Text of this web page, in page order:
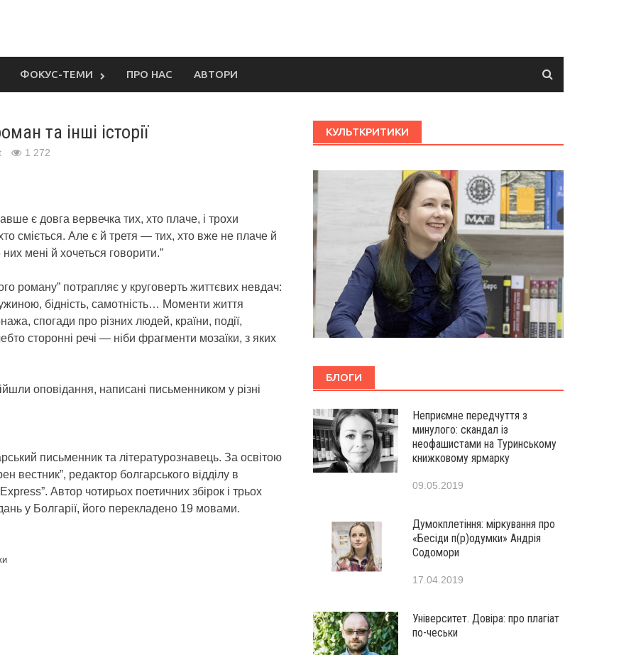
ФОКУС-ТЕМИ ПРО НАС АВТОРИ
та інші історії
1 272
є довга вервечка тих, хто плаче, і трохи
сміється. Але є й третя — тих, хто вже не плаче й
мені й хочеться говорити.”
роману” потрапляє у круговерть життєвих невдач:
бідність, самотність… Моменти життя
спогади про різних людей, країни, події,
сторонні речі — ніби фрагменти мозаїки, з яких
оповідання, написані письменником у різні
письменник та літературознавець. За освітою
вестник”, редактор болгарського відділу в
Автор чотирьох поетичних збірок і трьох
у Болгарії, його перекладено 19 мовами.
КУЛЬТКРИТИКИ
БЛОГИ
Неприємне передчуття з
минулого: скандал із
неофашистами на Туринському
книжковому ярмарку
09.05.2019
Думокплетіння: міркування про
«Бесіди п(р)одумки» Андрія
Содомори
17.04.2019
Університет. Довіра: про плагіат
по-чеськи